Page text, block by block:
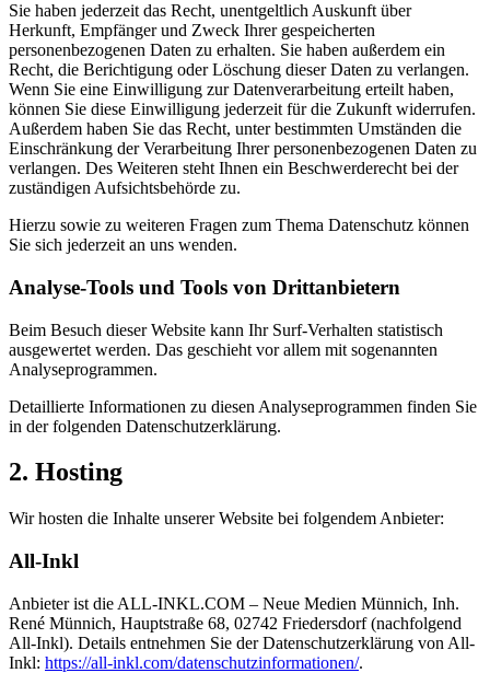
Sie haben jederzeit das Recht, unentgeltlich Auskunft über
Herkunft, Empfänger und Zweck Ihrer gespeicherten
personenbezogenen Daten zu erhalten. Sie haben außerdem ein
Recht, die Berichtigung oder Löschung dieser Daten zu verlangen.
Wenn Sie eine Einwilligung zur Datenverarbeitung erteilt haben,
können Sie diese Einwilligung jederzeit für die Zukunft widerrufen.
Außerdem haben Sie das Recht, unter bestimmten Umständen die
Einschränkung der Verarbeitung Ihrer personenbezogenen Daten zu
verlangen. Des Weiteren steht Ihnen ein Beschwerderecht bei der
zuständigen Aufsichtsbehörde zu.
Hierzu sowie zu weiteren Fragen zum Thema Datenschutz können
Sie sich jederzeit an uns wenden.
Analyse-Tools und Tools von Dritt­anbietern
Beim Besuch dieser Website kann Ihr Surf-Verhalten statistisch
ausgewertet werden. Das geschieht vor allem mit sogenannten
Analyseprogrammen.
Detaillierte Informationen zu diesen Analyseprogrammen finden Sie
in der folgenden Datenschutzerklärung.
2. Hosting
Wir hosten die Inhalte unserer Website bei folgendem Anbieter:
All-Inkl
Anbieter ist die ALL-INKL.COM – Neue Medien Münnich, Inh.
René Münnich, Hauptstraße 68, 02742 Friedersdorf (nachfolgend
All-Inkl). Details entnehmen Sie der Datenschutzerklärung von All-
Inkl: https://all-inkl.com/datenschutzinformationen/.